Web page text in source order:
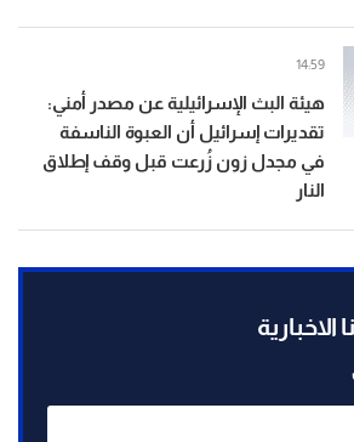
هيئة البث الإسرائيلية عن مصدر أمني:
تقديرات إسرائيل أن العبوة الناسفة
في مجدل زون زُرعت قبل وقف إطلاق
النار
14:59